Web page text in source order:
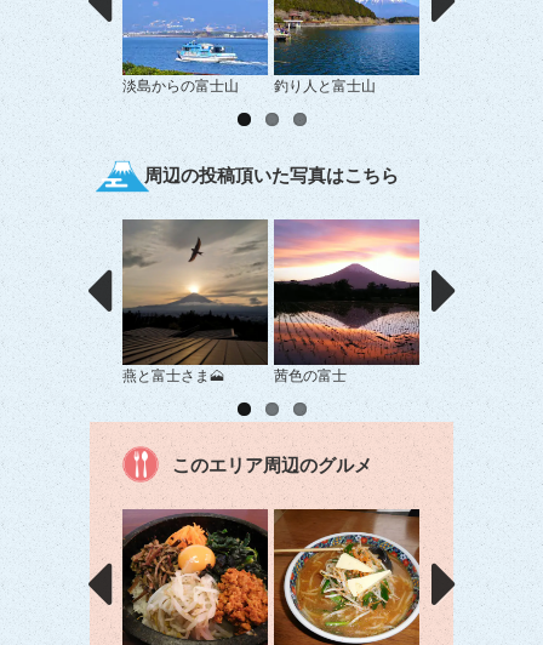
淡島からの富士山 釣り人と富士山
富士山と漁船が
景
周辺の投稿頂いた写真はこちら
燕と富士さま🗻 茜色の富士 主役はどっち？
このエリア周辺のグルメ